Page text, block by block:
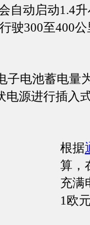
自动启动1.4
驶300至400
电池蓄电量
电源进行插入
根据
算，
充满
1欧